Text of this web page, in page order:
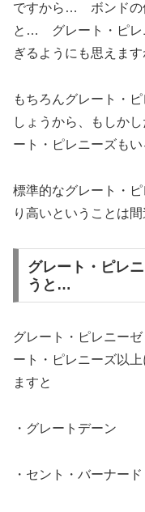
ですから… ボンドの
と… グレート・ピレ
ぎるようにも思えます
もちろんグレート・
しょうから、もしか
ート・ピレニーズも
標準的なグレート・
り高いということは間
グレート・ピレ
うと…
グレート・ピレニー
ート・ピレニーズ以
ますと
・グレートデーン
・セント・バーナード